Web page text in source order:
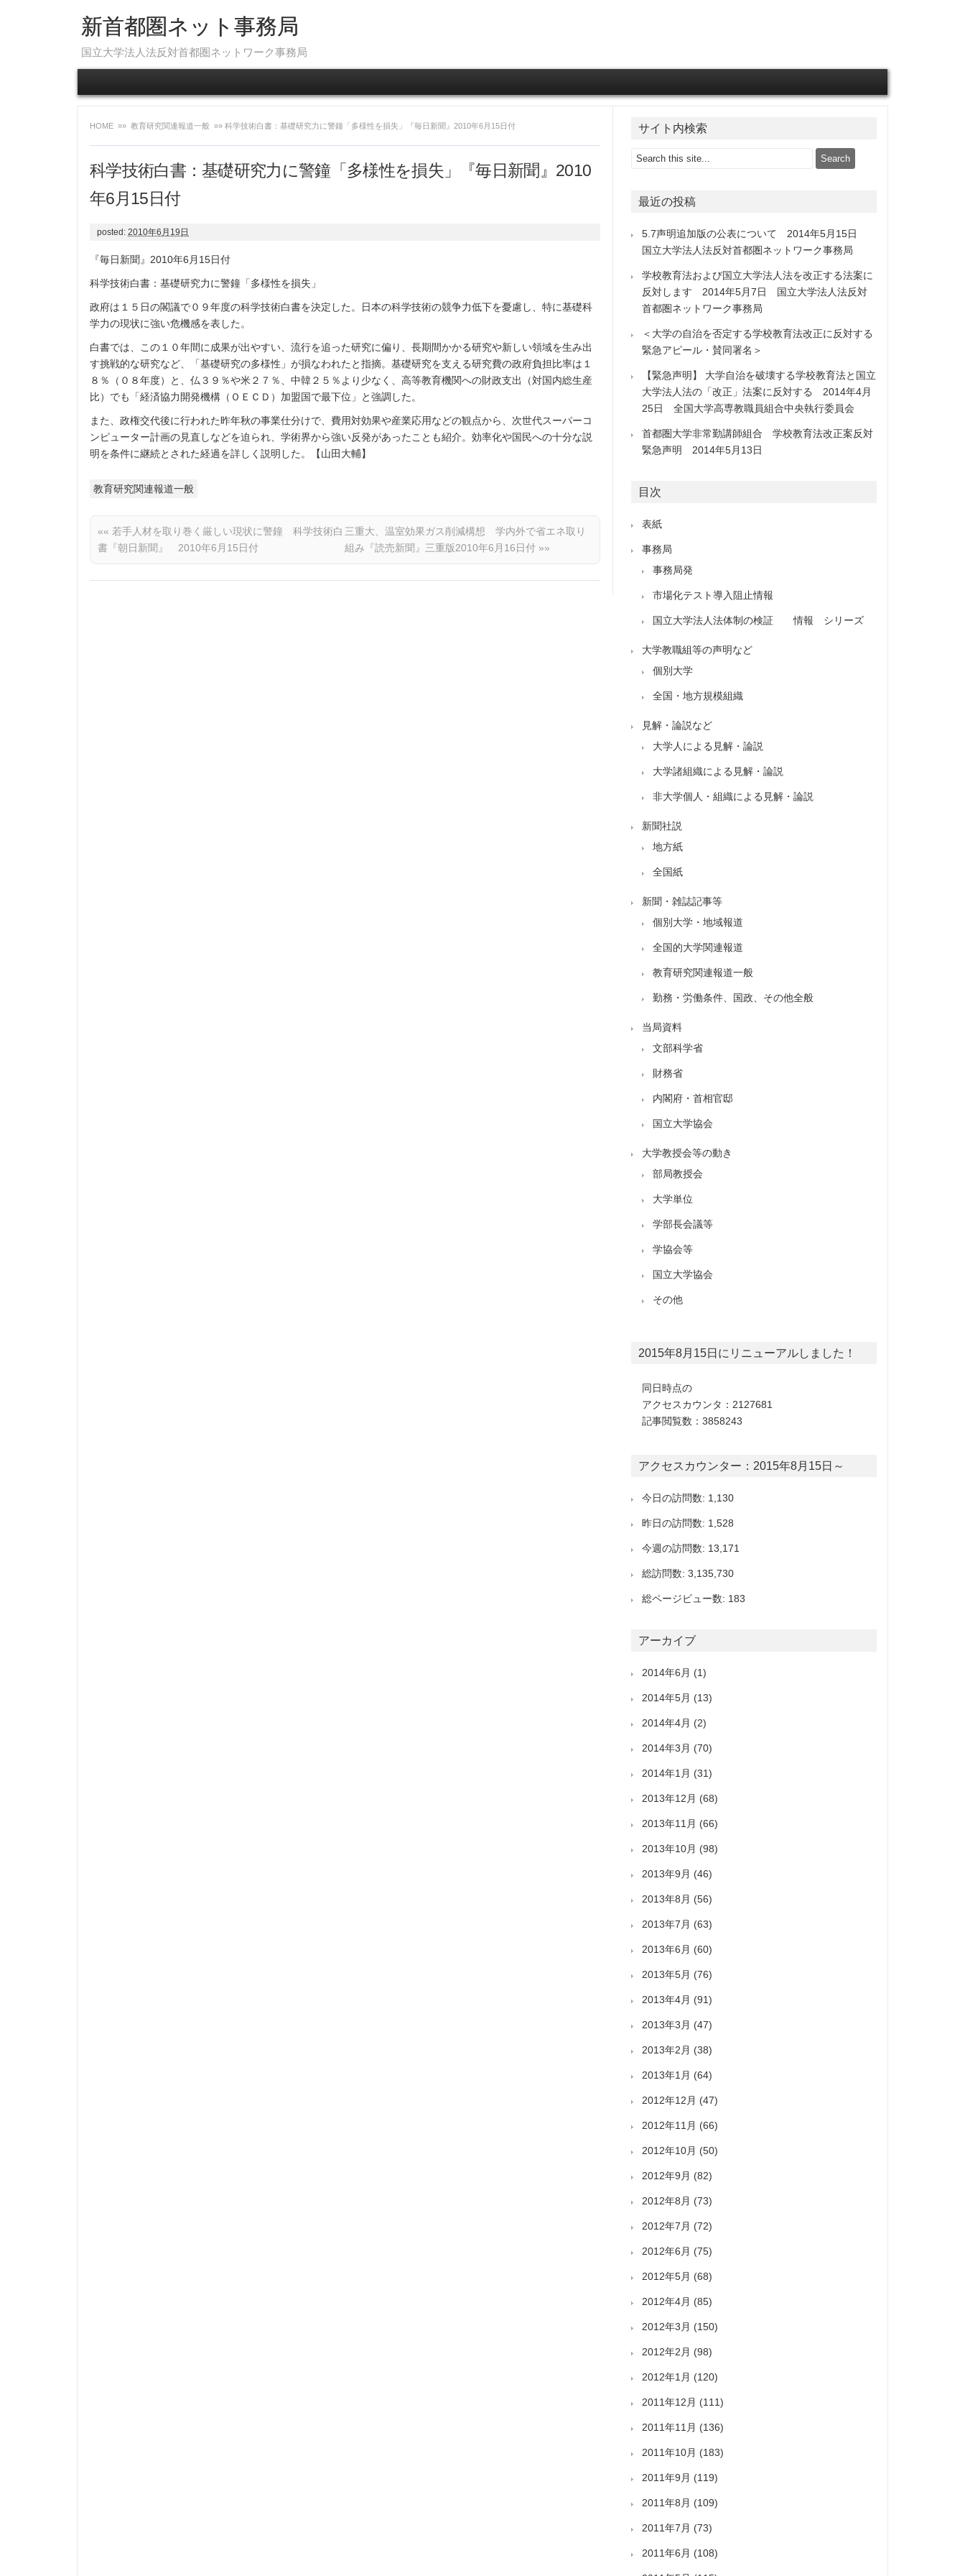
新首都圏ネット事務局
国立大学法人法反対首都圏ネットワーク事務局
HOME »» 教育研究関連報道一般 »» 科学技術白書：基礎研究力に警鐘「多様性を損失」『毎日新聞』2010年6月15日付
科学技術白書：基礎研究力に警鐘「多様性を損失」『毎日新聞』2010
年6月15日付
posted: 2010年6月19日
『毎日新聞』2010年6月15日付
科学技術白書：基礎研究力に警鐘「多様性を損失」
政府は１５日の閣議で０９年度の科学技術白書を決定した。日本の科学技術の競争力低下を憂慮し、特に基礎科
学力の現状に強い危機感を表した。
白書では、この１０年間に成果が出やすい、流行を追った研究に偏り、長期間かかる研究や新しい領域を生み出
す挑戦的な研究など、「基礎研究の多様性」が損なわれたと指摘。基礎研究を支える研究費の政府負担比率は１
８％（０８年度）と、仏３９％や米２７％、中韓２５％より少なく、高等教育機関への財政支出（対国内総生産
比）でも「経済協力開発機構（ＯＥＣＤ）加盟国で最下位」と強調した。
また、政権交代後に行われた昨年秋の事業仕分けで、費用対効果や産業応用などの観点から、次世代スーパーコ
ンピューター計画の見直しなどを迫られ、学術界から強い反発があったことも紹介。効率化や国民への十分な説
明を条件に継続とされた経過を詳しく説明した。【山田大輔】
教育研究関連報道一般
«« 若手人材を取り巻く厳しい現状に警鐘 科学技術白
書『朝日新聞』 2010年6月15日付
三重大、温室効果ガス削減構想 学内外で省エネ取り
組み『読売新聞』三重版2010年6月16日付 »»
サイト内検索
最近の投稿
5.7声明追加版の公表について 2014年5月15日
国立大学法人法反対首都圏ネットワーク事務局
学校教育法および国立大学法人法を改正する法案に
反対します 2014年5月7日 国立大学法人法反対
首都圏ネットワーク事務局
＜大学の自治を否定する学校教育法改正に反対する
緊急アピール・賛同署名＞
【緊急声明】 大学自治を破壊する学校教育法と国立
大学法人法の「改正」法案に反対する 2014年4月
25日 全国大学高専教職員組合中央執行委員会
首都圏大学非常勤講師組合 学校教育法改正案反対
緊急声明 2014年5月13日
目次
表紙
事務局
事務局発
市場化テスト導入阻止情報
国立大学法人法体制の検証 情報 シリーズ
大学教職組等の声明など
個別大学
全国・地方規模組織
見解・論説など
大学人による見解・論説
大学諸組織による見解・論説
非大学個人・組織による見解・論説
新聞社説
地方紙
全国紙
新聞・雑誌記事等
個別大学・地域報道
全国的大学関連報道
教育研究関連報道一般
勤務・労働条件、国政、その他全般
当局資料
文部科学省
財務省
内閣府・首相官邸
国立大学協会
大学教授会等の動き
部局教授会
大学単位
学部長会議等
学協会等
国立大学協会
その他
2015年8月15日にリニューアルしました！
同日時点の
アクセスカウンタ：2127681
記事閲覧数：3858243
アクセスカウンター：2015年8月15日～
今日の訪問数: 1,130
昨日の訪問数: 1,528
今週の訪問数: 13,171
総訪問数: 3,135,730
総ページビュー数: 183
アーカイブ
2014年6月 (1)
2014年5月 (13)
2014年4月 (2)
2014年3月 (70)
2014年1月 (31)
2013年12月 (68)
2013年11月 (66)
2013年10月 (98)
2013年9月 (46)
2013年8月 (56)
2013年7月 (63)
2013年6月 (60)
2013年5月 (76)
2013年4月 (91)
2013年3月 (47)
2013年2月 (38)
2013年1月 (64)
2012年12月 (47)
2012年11月 (66)
2012年10月 (50)
2012年9月 (82)
2012年8月 (73)
2012年7月 (72)
2012年6月 (75)
2012年5月 (68)
2012年4月 (85)
2012年3月 (150)
2012年2月 (98)
2012年1月 (120)
2011年12月 (111)
2011年11月 (136)
2011年10月 (183)
2011年9月 (119)
2011年8月 (109)
2011年7月 (73)
2011年6月 (108)